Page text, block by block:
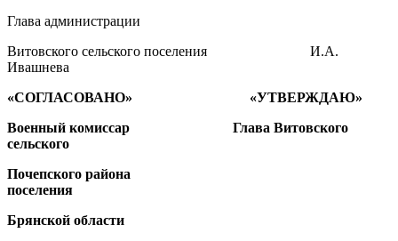
Глава администрации
Витовского сельского поселения И.А.
Ивашнева
«СОГЛАСОВАНО» «УТВЕРЖДАЮ»
Военный комиссар Глава Витовского
сельского
Почепского района
поселения
Брянской области